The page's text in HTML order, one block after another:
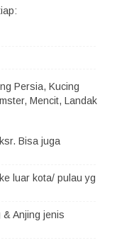
Persia, Kucing
Mencit, Landak
Bisa juga
luar kota/ pulau yg
& Anjing jenis